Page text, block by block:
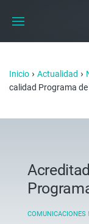
Inicio › Actualidad ›
calidad Programa
COMUNICACIONES